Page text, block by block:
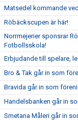
Matsedel kommande
Röbäckscupen är här!
Norrmejerier sponsrar
Fotbollsskola!
Erbjudande till spelare,
Bro & Tak går in som
Bravida går in som
Handelsbanken går in
Smetana Måleri går in